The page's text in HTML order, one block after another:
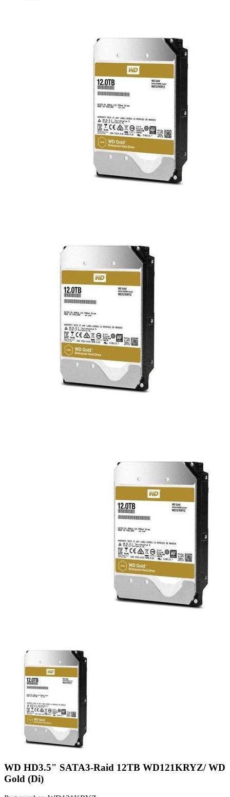
WD HD3.5" SATA3-Raid 12TB WD121KRYZ/ WD
Gold (Di)